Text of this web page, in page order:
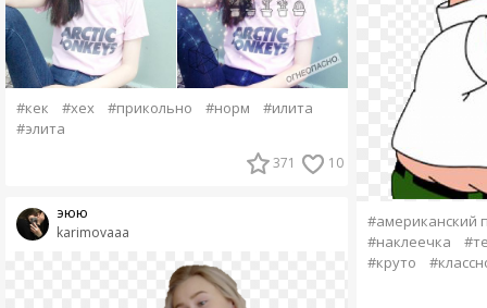
#кек #хех #прикольно #норм
#илита
#элита
371 10
karimovaaa
эюю
#американский
#наклеечка
#круто